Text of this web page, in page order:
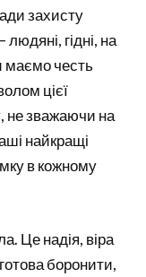
захисту
людяні, гідні, на
маємо честь
цієї
не зважаючи на
найкращі
в кожному
Це надія, віра
боронити,